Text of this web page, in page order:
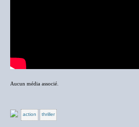
Aucun média associé.
action thriller